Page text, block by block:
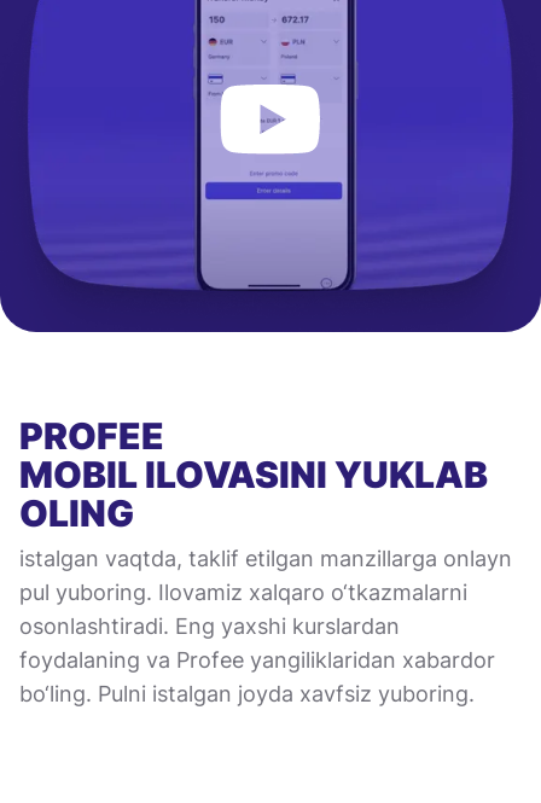
PROFEE
MOBIL ILOVASINIYUKLAB
OLING
istalgan vaqtda, taklif etilgan manzillarga onlayn
pul yuboring. Ilovamiz xalqaro o‘tkazmalarni
osonlashtiradi. Eng yaxshi kurslardan
foydalaning va Profee yangiliklaridan xabardor
bo‘ling. Pulni istalgan joyda xavfsiz yuboring.